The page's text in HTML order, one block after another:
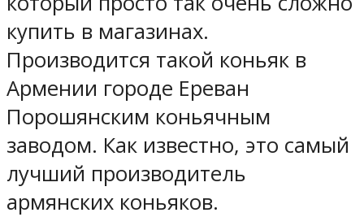
купить в магазинах.
Производится такой коньяк в
Армении городе Ереван
Порошянским коньячным
заводом. Как известно, это самый
лучший производитель
армянских коньяков.